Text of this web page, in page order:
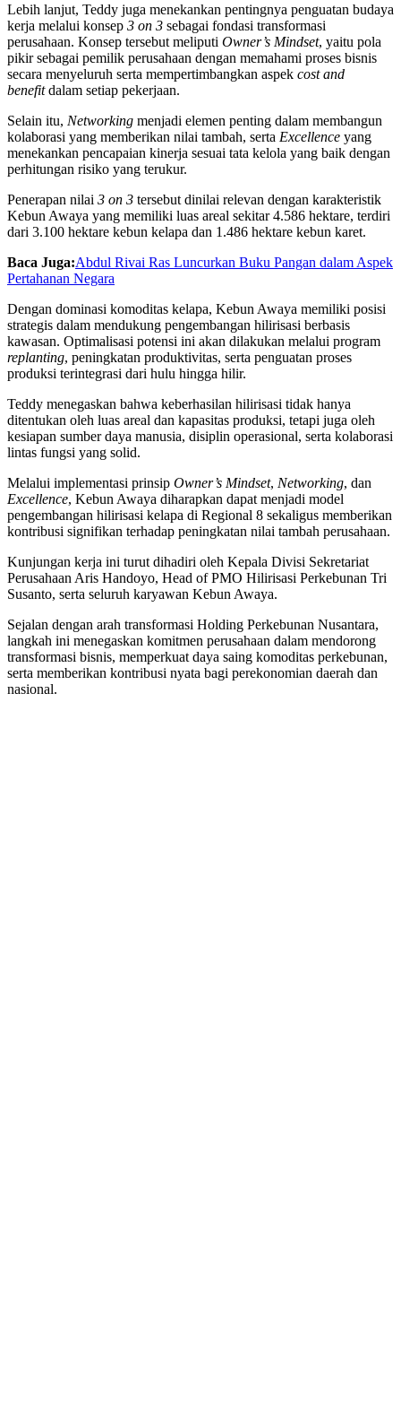
Lebih lanjut, Teddy juga menekankan pentingnya penguatan budaya
kerja melalui konsep 3 on 3 sebagai fondasi transformasi
perusahaan. Konsep tersebut meliputi Owner’s Mindset, yaitu pola
pikir sebagai pemilik perusahaan dengan memahami proses bisnis
secara menyeluruh serta mempertimbangkan aspek cost and
benefitdalam setiap pekerjaan.
Selain itu, Networking menjadi elemen penting dalam membangun
kolaborasi yang memberikan nilai tambah, serta Excellence yang
menekankan pencapaian kinerja sesuai tata kelola yang baik dengan
perhitungan risiko yang terukur.
Penerapan nilai 3 on 3 tersebut dinilai relevan dengan karakteristik
Kebun Awaya yang memiliki luas areal sekitar 4.586 hektare, terdiri
dari 3.100 hektare kebun kelapa dan 1.486 hektare kebun karet.
Baca Juga:Abdul Rivai Ras Luncurkan Buku Pangan dalam Aspek
Pertahanan Negara
Dengan dominasi komoditas kelapa, Kebun Awaya memiliki posisi
strategis dalam mendukung pengembangan hilirisasi berbasis
kawasan. Optimalisasi potensi ini akan dilakukan melalui program
replanting, peningkatan produktivitas, serta penguatan proses
produksi terintegrasi dari hulu hingga hilir.
Teddy menegaskan bahwa keberhasilan hilirisasi tidak hanya
ditentukan oleh luas areal dan kapasitas produksi, tetapi juga oleh
kesiapan sumber daya manusia, disiplin operasional, serta kolaborasi
lintas fungsi yang solid.
Melalui implementasi prinsip Owner’s Mindset, Networking, dan
Excellence, Kebun Awaya diharapkan dapat menjadi model
pengembangan hilirisasi kelapa di Regional 8 sekaligus memberikan
kontribusi signifikan terhadap peningkatan nilai tambah perusahaan.
Kunjungan kerja ini turut dihadiri oleh Kepala Divisi Sekretariat
Perusahaan Aris Handoyo, Head of PMO Hilirisasi Perkebunan Tri
Susanto, serta seluruh karyawan Kebun Awaya.
Sejalan dengan arah transformasi Holding Perkebunan Nusantara,
langkah ini menegaskan komitmen perusahaan dalam mendorong
transformasi bisnis, memperkuat daya saing komoditas perkebunan,
serta memberikan kontribusi nyata bagi perekonomian daerah dan
nasional.